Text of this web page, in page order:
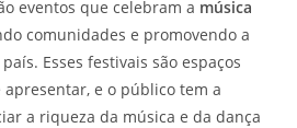
eventos que celebram a música
comunidades e promovendo a
Esses festivais são espaços
e o público tem a
a riqueza da música e da dança